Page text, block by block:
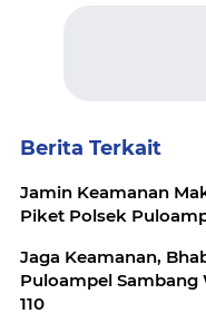
Berita Terkait
Jamin Keamanan
Piket Polsek
Jaga Keamanan,
Puloampel Sambang
110